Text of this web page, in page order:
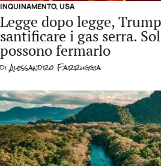
INQUINAMENTO,USA
Legge dopo legge,
santificare i gas serra.
possono fermarlo
diAlessandro Farruggia